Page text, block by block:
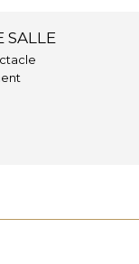
SALLE